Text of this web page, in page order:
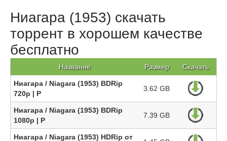
Ниагара (1953) скачать
торрент в хорошем качестве
бесплатно
Название Размер Скачать
Ниагара / Niagara (1953) BDRip
720p | P
3.62 GB
Ниагара / Niagara (1953) BDRip
1080p | P
7.39 GB
Ниагара / Niagara (1953) HDRip от